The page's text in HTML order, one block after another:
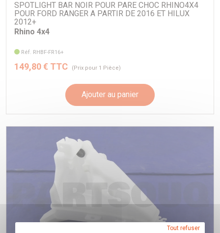
SPOTLIGHT BAR NOIR POUR PARE CHOC RHINO4X4
POUR FORD RANGER A PARTIR DE 2016 ET HILUX
2012+
Rhino 4x4
Réf. RHBF-FR16+
149,80 € TTC (Prix pour 1 Pièce)
Ajouter au panier
Tout refuser